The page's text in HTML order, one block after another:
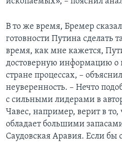
В то же время, Бремер
готовности Путина сделать
время, как мне кажется,
достоверную информацию о
стране процессах, –
неуверенность. – Нечто
с сильными лидерами в
Чавес, например, верит в то,
обладает большими
Саудовская Аравия. Если бы